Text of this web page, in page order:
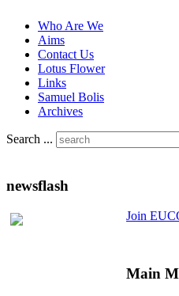
Who Are We
Aims
Contact Us
Lotus Flower
Links
Samuel Bolis
Archives
Search ...
newsflash
Join
Main